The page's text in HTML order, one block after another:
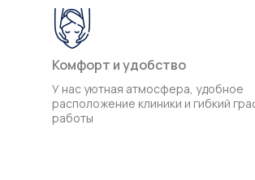
У нас уютная атмосфера, удобное
расположение клиники и гибкий
работы
Комфорт и удобство